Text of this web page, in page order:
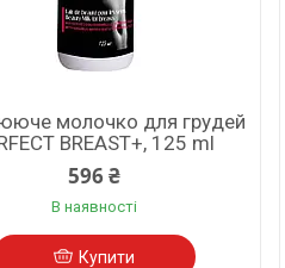
молочко для грудей
BREAST+, 125 ml
596 ₴
В наявності
Купити